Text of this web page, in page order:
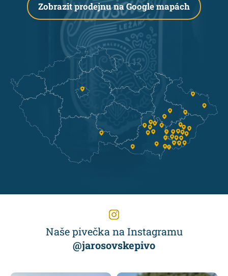
Zobrazit prodejnu na Google mapách
Naše pivečka na Instagramu
@jarosovskepivo